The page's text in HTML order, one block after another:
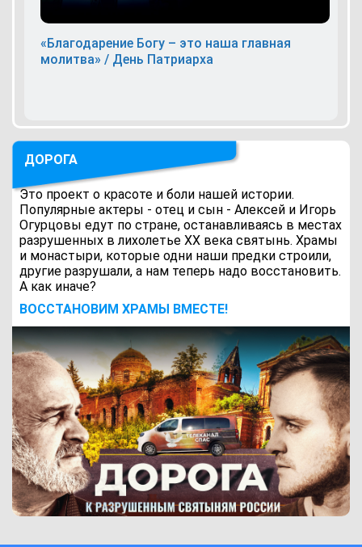
«Благодарение Богу – это наша главная
молитва» / День Патриарха
ДОРОГА
Это проект о красоте и боли нашей истории.
Популярные актеры - отец и сын - Алексей и Игорь
Огурцовы едут по стране, останавливаясь в местах
разрушенных в лихолетье ХХ века святынь. Храмы
и монастыри, которые одни наши предки строили,
другие разрушали, а нам теперь надо восстановить.
А как иначе?
ВОCСТАНОВИМ ХРАМЫ ВМЕСТЕ!